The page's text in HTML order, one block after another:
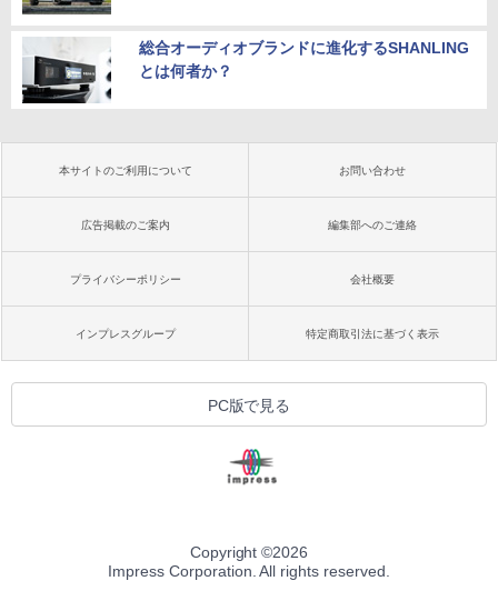
総合オーディオブランドに進化するSHANLING
とは何者か？
本サイトのご利用について お問い合わせ
広告掲載のご案内 編集部へのご連絡
プライバシーポリシー 会社概要
インプレスグループ 特定商取引法に基づく表示
PC版で見る
Copyright ©2026
Impress Corporation. All rights reserved.